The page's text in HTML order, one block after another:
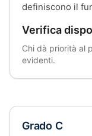
definiscono il
Verifica
Chi dà priorità al
evidenti.
Grado C